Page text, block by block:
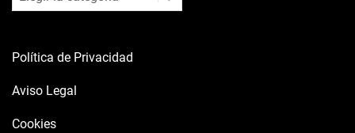
Política de Privacidad
Aviso Legal
Cookies